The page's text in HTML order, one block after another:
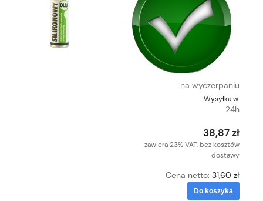
na wyczerpaniu
Wysyłka w:
24h
38,87 zł
zawiera 23% VAT, bez kosztów
dostawy
Cena netto: 31,60 zł
Do koszyka